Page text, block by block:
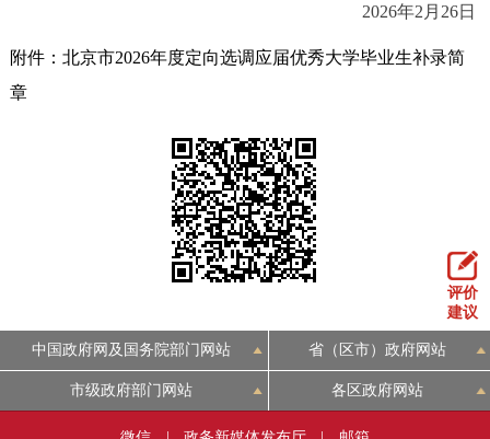
2026年2月26日
附件：北京市2026年度定向选调应届优秀大学毕业生补录简
章
评价
建议
中国政府网及国务院部门网站 省（区市）政府网站
市级政府部门网站 各区政府网站